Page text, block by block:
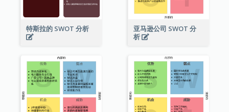
特斯拉的 SWOT 分析
亚马逊公司 SWOT 分
析